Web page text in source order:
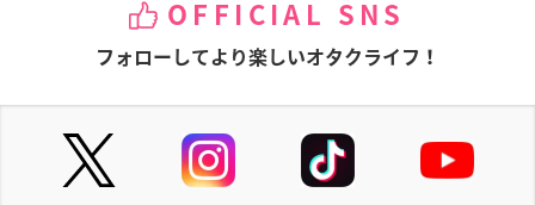
OFFICIAL SNS
フォローしてより楽しいオタクライフ！